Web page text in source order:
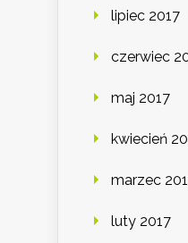
lipiec 2017
czerwiec
maj 2017
kwiecień
marzec
luty 2017